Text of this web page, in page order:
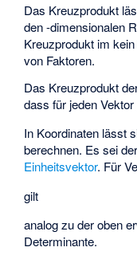
Das Kreuzprodukt
den-dimensionalen
Kreuzprodukt im
von Faktoren.
Das Kreuzprodukt
dass für jeden Vektor
In Koordinaten lässt
berechnen. Es sei
Einheitsvektor. Für
gilt
analog zu der oben
Determinante.